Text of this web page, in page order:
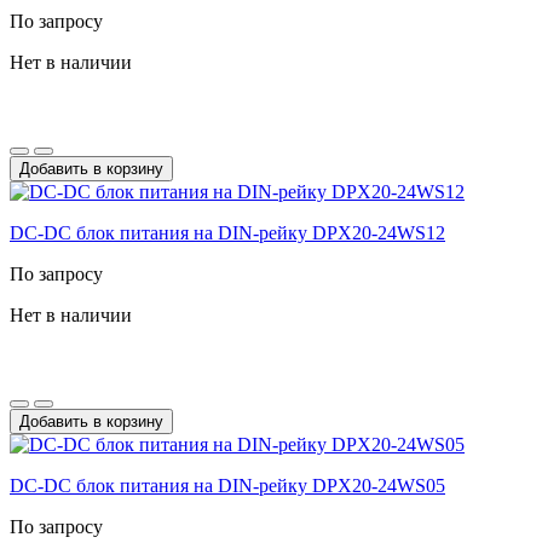
По запросу
Нет в наличии
Добавить в корзину
DC-DС блок питания на DIN-рейку DPX20-24WS12
По запросу
Нет в наличии
Добавить в корзину
DC-DС блок питания на DIN-рейку DPX20-24WS05
По запросу